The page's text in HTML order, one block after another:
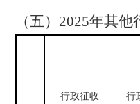
（五） 2025年其他
行政征收 行